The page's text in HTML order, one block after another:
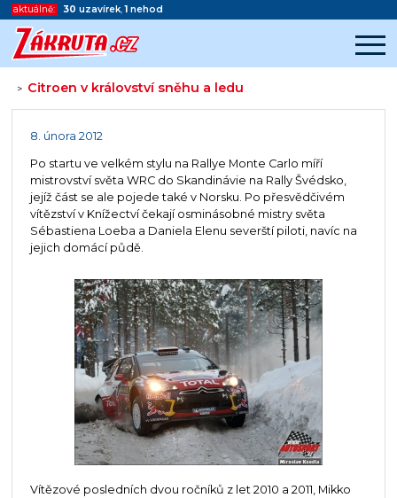
aktuálně: 30 uzavírek,1 nehod
> Citroen v království sněhu a ledu
Začátek reklamy
8. února 2012
Po startu ve velkém stylu na Rallye Monte Carlo míří
mistrovství světa WRC do Skandinávie na Rally Švédsko,
jejíž část se ale pojede také v Norsku. Po přesvědčivém
vítězství v Knížectví čekají osminásobné mistry světa
Sébastiena Loeba a Daniela Elenu severští piloti, navíc na
jejich domácí půdě.
Vítězové posledních dvou ročníků z let 2010 a 2011, Mikko